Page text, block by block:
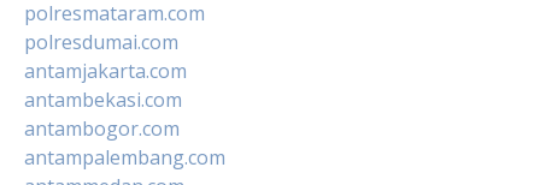
polresmataram.com
polresdumai.com
antamjakarta.com
antambekasi.com
antambogor.com
antampalembang.com